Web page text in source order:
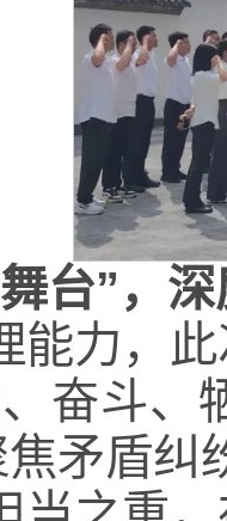
台”，
能力，
、奋斗
焦矛盾